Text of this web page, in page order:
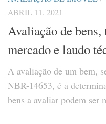
ABRIL 11, 2021
Avaliação de
mercado e laudo
A avaliação de um bem,
NBR-14653, é a
bens a avaliar podem ser